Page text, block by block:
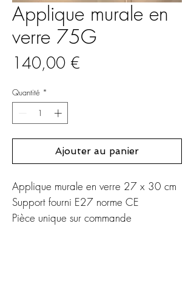
Applique murale en
verre 75G
140,00 €
Quantité *
Ajouter au panier
Applique murale en verre 27 x 30 cm
Support fourni E27 norme CE
Pièce unique sur commande